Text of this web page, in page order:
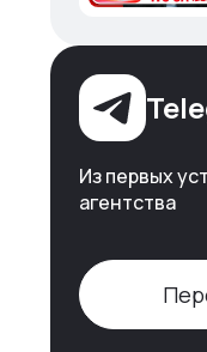
Из первых
агентства